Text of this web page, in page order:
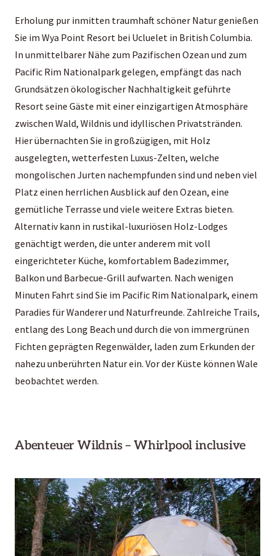
Erholung pur inmitten traumhaft schöner Natur genießen
Sie im Wya Point Resort bei Ucluelet in British Columbia.
In unmittelbarer Nähe zum Pazifischen Ozean und zum
Pacific Rim Nationalpark gelegen, empfängt das nach
Grundsätzen ökologischer Nachhaltigkeit geführte
Resort seine Gäste mit einer einzigartigen Atmosphäre
zwischen Wald, Wildnis und idyllischen Privatstränden.
Hier übernachten Sie in großzügigen, mit Holz
ausgelegten, wetterfesten Luxus-Zelten, welche
mongolischen Jurten nachempfunden sind und neben viel
Platz einen herrlichen Ausblick auf den Ozean, eine
gemütliche Terrasse und viele weitere Extras bieten.
Alternativ kann in rustikal-luxuriösen Holz-Lodges
genächtigt werden, die unter anderem mit voll
eingerichteter Küche, komfortablem Badezimmer,
Balkon und Barbecue-Grill aufwarten. Nach wenigen
Minuten Fahrt sind Sie im Pacific Rim Nationalpark, einem
Paradies für Wanderer und Naturfreunde. Zahlreiche Trails,
entlang des Long Beach und durch die von immergrünen
Fichten geprägten Regenwälder, laden zum Erkunden der
nahezu unberührten Natur ein. Vor der Küste können Wale
beobachtet werden.
Abenteuer Wildnis – Whirlpool inclusive